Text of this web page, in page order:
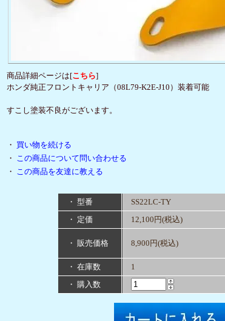
商品詳細ページは[こちら]
ホンダ純正フロントキャリア（08L79-K2E-J10）装着可能
すこし塗装不良がございます。
・ 買い物を続ける
・ この商品について問い合わせる
・ この商品を友達に教える
・ 型番
SS22LC-TY
・ 定価
12,100円(税込)
・ 販売価格 8,900円(税込)
・ 在庫数
1
・ 購入数